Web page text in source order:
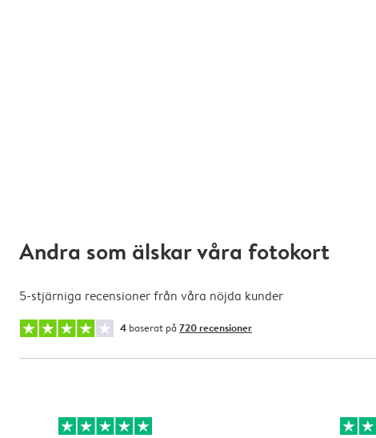
Andra som älskar våra fotokort
5-stjärniga recensioner från våra nöjda kunder
4 baserat på 720 recensioner